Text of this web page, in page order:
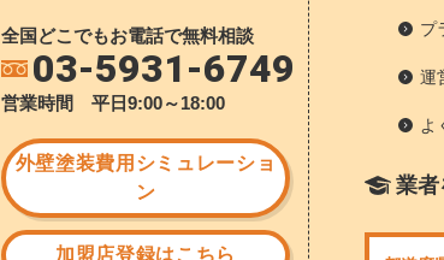
全国どこでもお電話で無料相談
03-5931-6749
営業時間 平日9:00～18:00
外壁塗装費用シミュレーショ
ン
加盟店登録はこちら
プ
運
よ
業者